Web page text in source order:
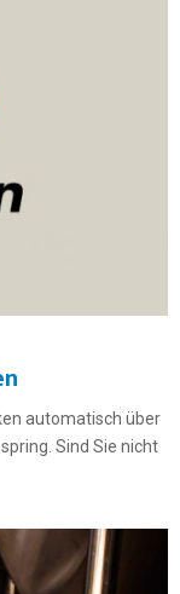
automatisch über
Sind Sie nicht